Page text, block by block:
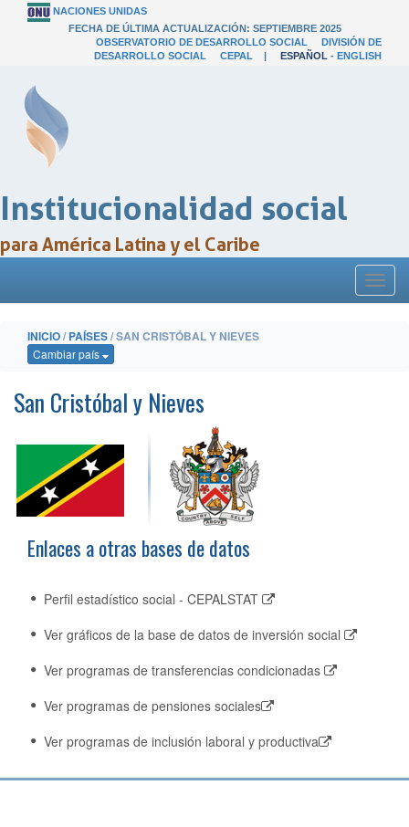
NACIONES UNIDAS
FECHA DE ÚLTIMA ACTUALIZACIÓN: SEPTIEMBRE 2025
OBSERVATORIO DE DESARROLLO SOCIAL
DIVISIÓN DE
DESARROLLO SOCIAL
CEPAL | ESPAÑOL - ENGLISH
Institucionalidad social
para América Latina y el Caribe
INICIO/PAÍSES/ SAN CRISTÓBAL Y NIEVES
Cambiar país
San Cristóbal y Nieves
Enlaces a otras bases de datos
Perfil estadístico social - CEPALSTAT
Ver gráficos de la base de datos de inversión social
Ver programas de transferencias condicionadas
Ver programas de pensiones sociales
Ver programas de inclusión laboral y productiva